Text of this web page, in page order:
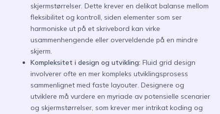
skjermstørrelser. Dette krever en delikat balanse mellom
fleksibilitet og kontroll, siden elementer som ser
harmoniske ut på et skrivebord kan virke
usammenhengende eller overveldende på en mindre
skjerm.
Kompleksitet i design og utvikling: Fluid grid design
involverer ofte en mer kompleks utviklingsprosess
sammenlignet med faste layouter. Designere og
utviklere må vurdere en myriade av potensielle scenarier
og skjermstørrelser, som krever mer intrikat koding og